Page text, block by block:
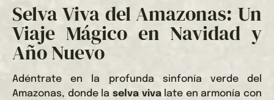
Selva Viva del Amazonas: Un
Viaje Mágico en Navidad y
Año Nuevo
Adéntrate en la profunda sinfonía verde del
Amazonas, donde la selva vivalate en armonía con